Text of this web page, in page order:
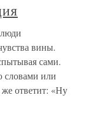
вины.
сами.
словами или
же ответит: «Ну